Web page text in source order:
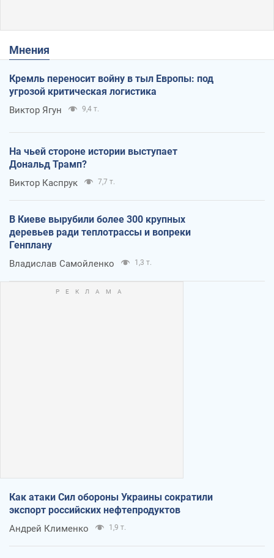
Мнения
Кремль переносит войну в тыл Европы: под
угрозой критическая логистика
Виктор Ягун 9,4 т.
На чьей стороне истории выступает
Дональд Трамп?
Виктор Каспрук 7,7 т.
В Киеве вырубили более 300 крупных
деревьев ради теплотрассы и вопреки
Генплану
Владислав Самойленко 1,3 т.
Как атаки Сил обороны Украины сократили
экспорт российских нефтепродуктов
Андрей Клименко 1,9 т.